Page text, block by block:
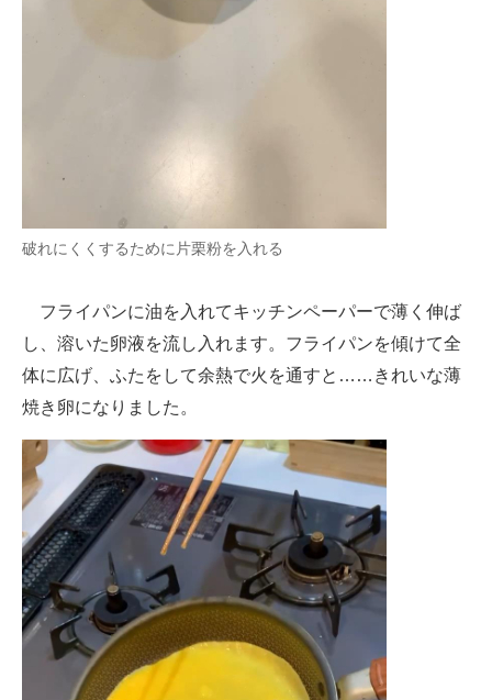
破れにくくするために片栗粉を入れる
フライパンに油を入れてキッチンペーパーで薄く伸ば
し、溶いた卵液を流し入れます。フライパンを傾けて全
体に広げ、ふたをして余熱で火を通すと……きれいな薄
焼き卵になりました。